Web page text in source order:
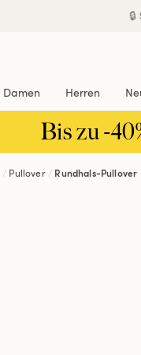
Damen Herren
Bis zu -
Pullover Rundhals-Pullover